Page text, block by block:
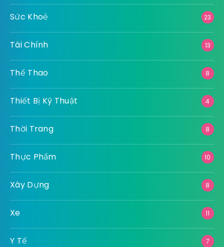
Sức Khoẻ 23
Tài Chính 13
Thể Thao 8
Thiết Bị Kỹ Thuật 4
Thời Trang 8
Thực Phẩm 10
Xây Dựng 8
Xe 11
Y Tế 7